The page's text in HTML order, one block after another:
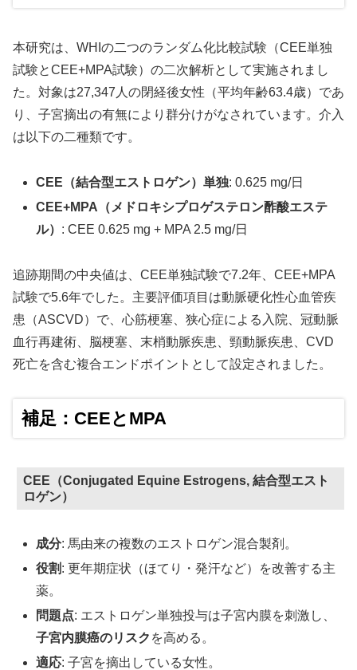
本研究は、WHIの二つのランダム化比較試験（CEE単独
試験とCEE+MPA試験）の二次解析として実施されまし
た。対象は27,347人の閉経後女性（平均年齢63.4歳）であ
り、子宮摘出の有無により群分けがなされています。介入
は以下の二種類です。
CEE（結合型エストロゲン）単独: 0.625 mg/日
CEE+MPA（メドロキシプロゲステロン酢酸エステ
ル） : CEE 0.625 mg + MPA 2.5 mg/日
追跡期間の中央値は、CEE単独試験で7.2年、CEE+MPA
試験で5.6年でした。主要評価項目は動脈硬化性心血管疾
患（ASCVD）で、心筋梗塞、狭心症による入院、冠動脈
血行再建術、脳梗塞、末梢動脈疾患、頸動脈疾患、CVD
死亡を含む複合エンドポイントとして設定されました。
補足：CEEとMPA
CEE（Conjugated Equine Estrogens, 結合型エスト
ロゲン）
成分: 馬由来の複数のエストロゲン混合製剤。
役割: 更年期症状（ほてり・発汗など）を改善する主
薬。
問題点: エストロゲン単独投与は子宮内膜を刺激し、
子宮内膜癌のリスク を高める。
適応: 子宮を摘出している女性。